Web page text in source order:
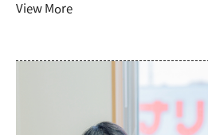
View More